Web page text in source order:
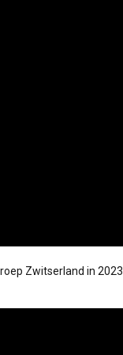
Zwitserland in 2023.